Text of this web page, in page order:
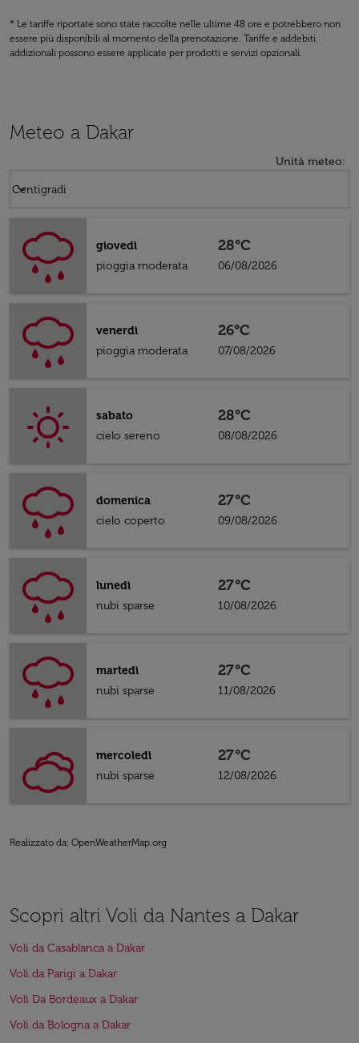
* Le tariffe riportate sono state raccolte nelle ultime 48 ore e potrebbero non
essere più disponibili al momento della prenotazione. Tariffe e addebiti
addizionali possono essere applicate per prodotti e servizi opzionali.
Meteo a Dakar
Unità meteo:
Centigradi
keyboard_arrow_down
giovedì
pioggia moderata
28°C
06/08/2026
venerdì
pioggia moderata
26°C
07/08/2026
sabato
cielo sereno
28°C
08/08/2026
domenica
cielo coperto
27°C
09/08/2026
lunedì
nubi sparse
27°C
10/08/2026
martedì
nubi sparse
27°C
11/08/2026
mercoledì
nubi sparse
27°C
12/08/2026
Realizzato da: OpenWeatherMap.org
Scopri altri Voli da Nantes a Dakar
Voli da Casablanca a Dakar
Voli da Parigi a Dakar
Voli Da Bordeaux a Dakar
Voli da Bologna a Dakar